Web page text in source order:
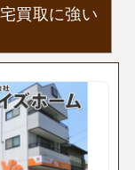
買取に強い